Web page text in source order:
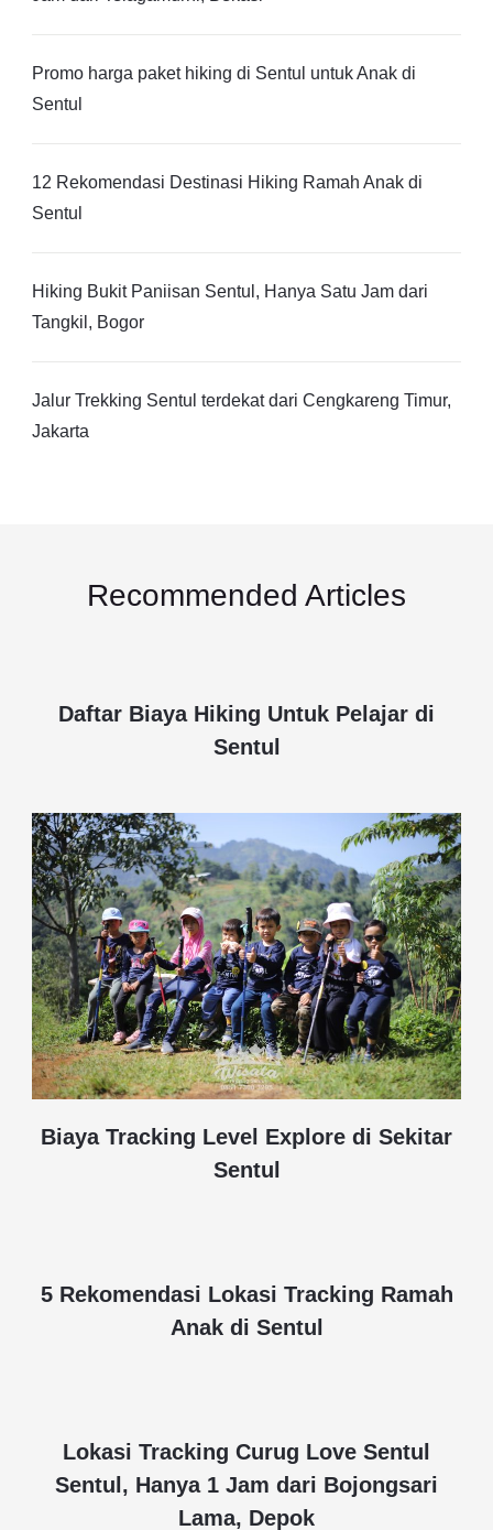
Promo harga paket hiking di Sentul untuk Anak di
Sentul
12 Rekomendasi Destinasi Hiking Ramah Anak di
Sentul
Hiking Bukit Paniisan Sentul, Hanya Satu Jam dari
Tangkil, Bogor
Jalur Trekking Sentul terdekat dari Cengkareng Timur,
Jakarta
Recommended Articles
Daftar Biaya Hiking Untuk Pelajar di
Sentul
Biaya Tracking Level Explore di Sekitar
Sentul
5 Rekomendasi Lokasi Tracking Ramah
Anak di Sentul
Lokasi Tracking Curug Love Sentul
Sentul, Hanya 1 Jam dari Bojongsari
Lama, Depok